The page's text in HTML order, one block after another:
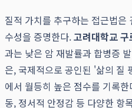
질적 가치를 추구하는 접근법은
수성을 증명한다.고려대학교
과는 낮은 암 재발률과 합병증
은, 국제적으로 공인된 '삶의
에서 월등히 높은 점수를 기록
동, 정서적 안정감 등 다양한 항